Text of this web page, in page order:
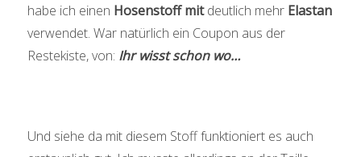
habe ich einen Hosenstoff mitdeutlich mehr Elastan
verwendet. War natürlich ein Coupon aus der
Restekiste, von: Ihr wisst schon wo…
Und siehe da mit diesem Stoff funktioniert es auch